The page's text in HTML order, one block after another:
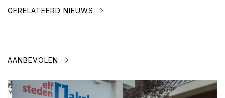
GERELATEERD NIEUWS
AANBEVOLEN